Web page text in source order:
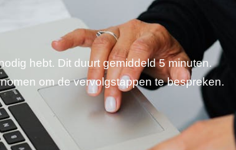
hebt. Dit duurt gemiddeld 5 minuten.
om de vervolgstappen te bespreken.